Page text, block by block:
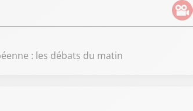
: les débats du matin